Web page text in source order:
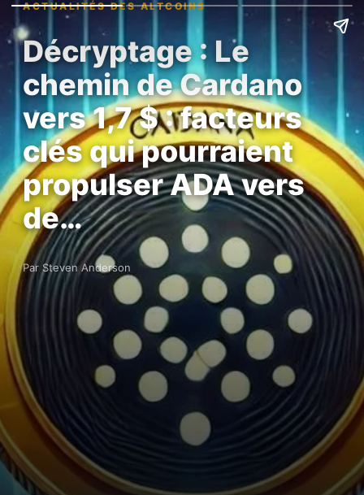
ACTUALITÉS DES ALTCOINS
Décryptage : Le
chemin de Cardano
vers 1,7 $ : facteurs
clés qui pourraient
propulser ADA vers
de…
Par Steven Anderson